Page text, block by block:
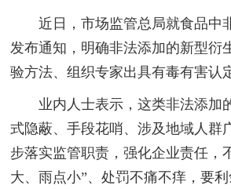
近日，市场监管总局就食品中
发布通知，明确非法添加的新型衍
验方法、组织专家出具有毒有害认
业内人士表示，这类非法添加
式隐蔽、手段花哨、涉及地域人群
步落实监管职责，强化企业责任，
大、雨点小”、处罚不痛不痒，要